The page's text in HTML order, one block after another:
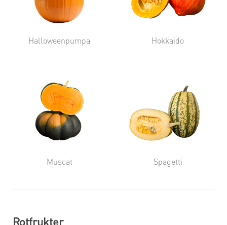
Halloweenpumpa Hokkaido
Muscat Spagetti
Rotfrukter